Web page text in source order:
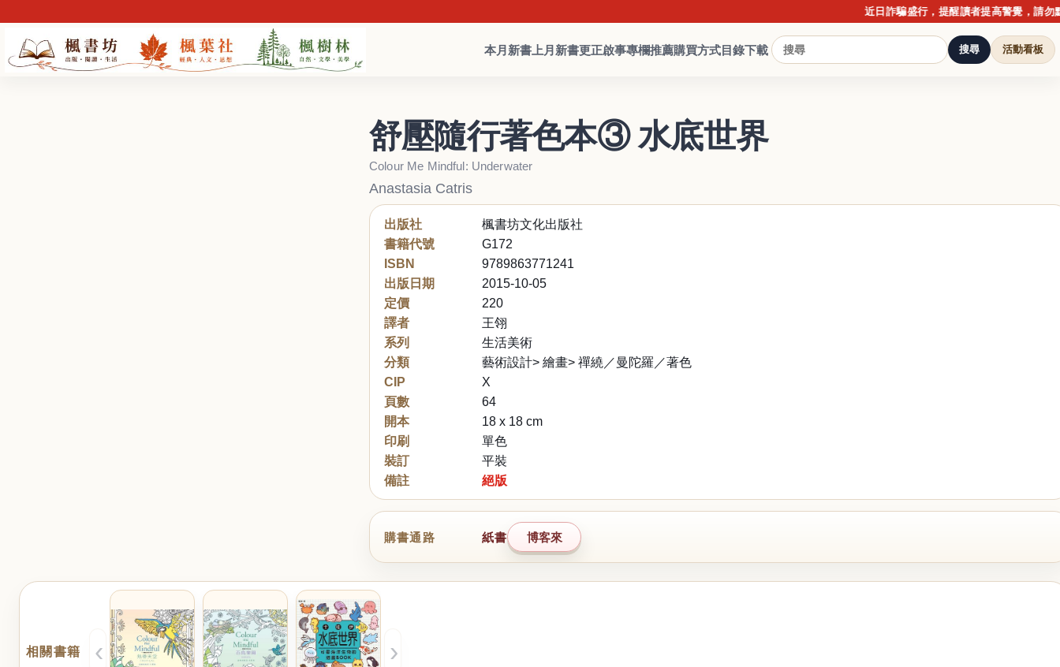
近日詐騙盛行，提醒讀者提高警覺，請勿點擊
本月新書 上月新書更正啟事專欄推薦購買方式目錄下載 搜尋 活動看板
舒壓隨行著色本③ 水底世界
Colour Me Mindful: Underwater
Anastasia Catris
出版社
楓書坊文化出版社
書籍代號
G172
ISBN
9789863771241
出版日期
2015-10-05
定價
220
譯者
王翎
系列
生活美術
分類
藝術設計> 繪畫> 禪繞／曼陀羅／著色
CIP
X
頁數
64
開本
18 x 18 cm
印刷
單色
裝訂
平裝
備註
絕版
購書通路 紙書 博客來
相關書籍 ‹ ›